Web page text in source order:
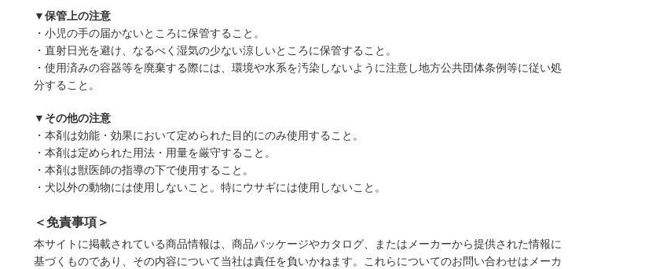
▼保管上の注意
・小児の手の届かないところに保管すること。
・直射日光を避け、なるべく湿気の少ない涼しいところに保管すること。
・使用済みの容器等を廃棄する際には、環境や水系を汚染しないように注意し地方公共団体条例等に従い処
分すること。
▼その他の注意
・本剤は効能・効果において定められた目的にのみ使用すること。
・本剤は定められた用法・用量を厳守すること。
・本剤は獣医師の指導の下で使用すること。
・犬以外の動物には使用しないこと。特にウサギには使用しないこと。
＜免責事項＞
本サイトに掲載されている商品情報は、商品パッケージやカタログ、またはメーカーから提供された情報に
基づくものであり、その内容について当社は責任を負いかねます。これらについてのお問い合わせはメーカ